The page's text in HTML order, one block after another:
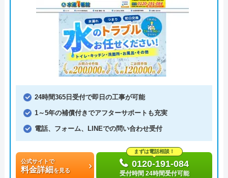
24時間365日受付で即日の工事が可能
1～5年の補償付きでアフターサポートも充実
電話、フォーム、LINEでの問い合わせ受付
公式サイトで
料金詳細を見る
まずは電話相談！
0120-191-084
受付時間 24時間受付可能